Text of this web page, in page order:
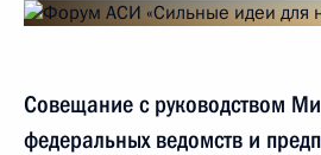
Совещание с руководством
федеральных ведомств и